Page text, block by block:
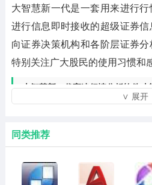
大智慧新一代是一套用来进行
进行信息即时接收的超级证券
向证券决策机构和各阶层证券
特别关注广大股民的使用习惯和
大智慧新一代高速行情分析软件功
∨ 展开
同类推荐